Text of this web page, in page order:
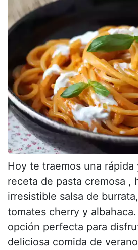
Hoy te traemos una rápida
receta de pasta cremosa ,
irresistible salsa de
tomates cherry y
opción perfecta para
deliciosa comida de